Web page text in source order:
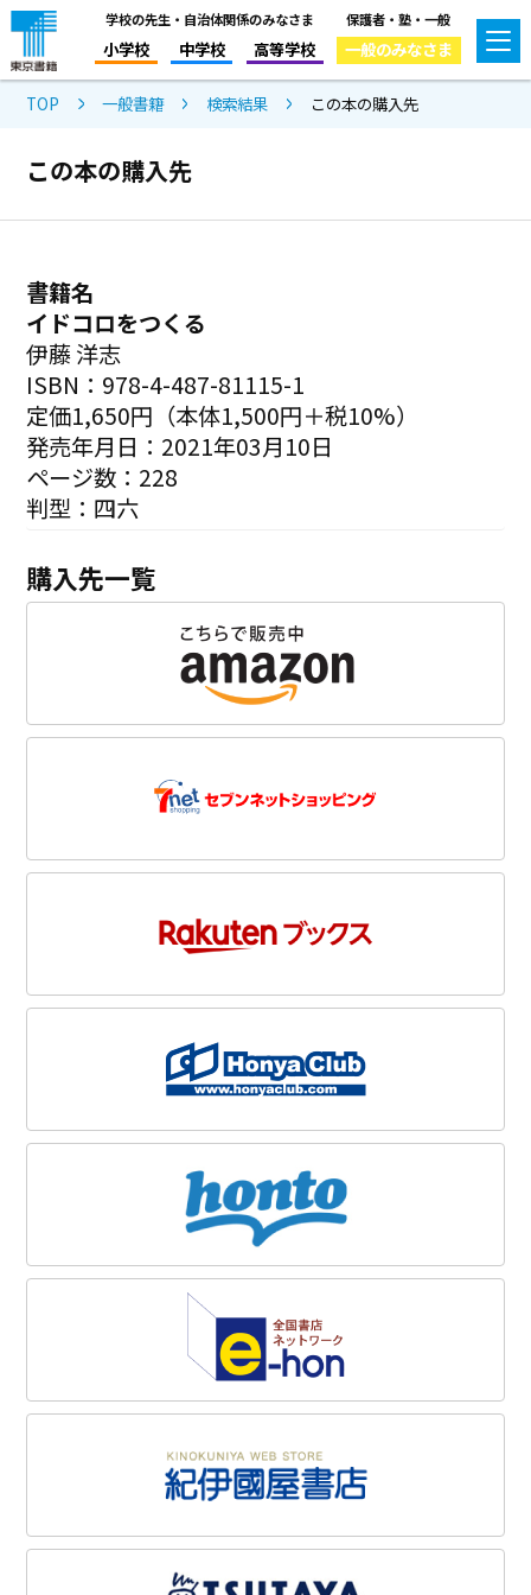
学校の先生・自治体関係のみなさま
小学校 中学校 高等学校
保護者・塾・一般
一般のみなさま
TOP 一般書籍 検索結果 この本の購入先
この本の購入先
書籍名
イドコロをつくる
伊藤 洋志
ISBN：978-4-487-81115-1
定価1,650円（本体1,500円＋税10%）
発売年月日：2021年03月10日
ページ数：228
判型：四六
購入先一覧